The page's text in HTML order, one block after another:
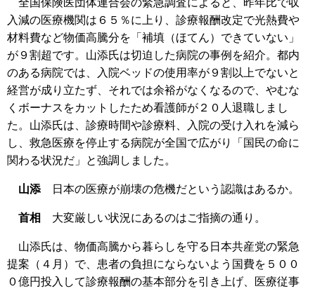
入減の医療機関は６５％に上り、診療報酬改定で光熱費や
材料費など物価高騰分を「補填（ほてん）できていない」
が９割超です。山添氏は切迫した病院の事例を紹介。都内
のある病院では、入院ベッドの使用率が９割以上でないと
経営が成り立たず、それでは余裕がなくなるので、やむな
くボーナスをカットしたため看護師が２０人退職しまし
た。山添氏は、診療時間や診療料、入院の受け入れを減ら
し、救急医療を停止する病院が全国で広がり「国民の命に
関わる状況だ」と強調しました。
山添 日本の医療が崩壊の危機だという認識はあるか。
首相 大変厳しい状況にあるのはご指摘の通り。
山添氏は、物価高騰から暮らしを守る日本共産党の緊急
提案（４月）で、患者の負担にならないよう国費を５００
０億円投入して診療報酬の基本部分を引き上げ、医療従事